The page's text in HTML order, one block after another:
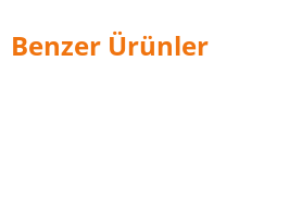
Benzer Ürünler